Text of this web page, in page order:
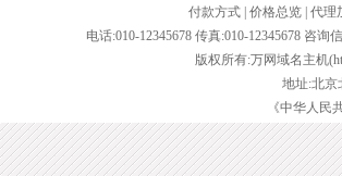
付款方式 价格总览 代理
电话:010-12345678 传真:010-12345678 咨询
版权所有:万网域名主机
地址:北京
《中华人民